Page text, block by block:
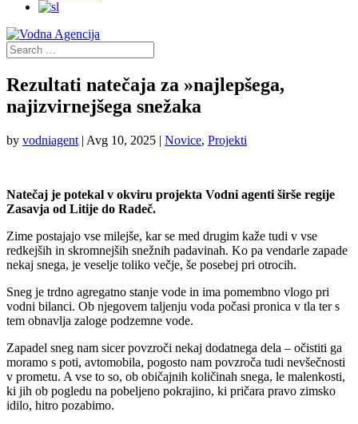
Rezultati natečaja za »najlepšega,
najizvirnejšega snežaka
by vodniagent | Avg 10, 2025 | Novice, Projekti
Natečaj je potekal v okviru projekta Vodni agenti širše regije
Zasavja od Litije do Radeč.
Zime postajajo vse milejše, kar se med drugim kaže tudi v vse
redkejših in skromnejših snežnih padavinah. Ko pa vendarle zapade
nekaj snega, je veselje toliko večje, še posebej pri otrocih.
Sneg je trdno agregatno stanje vode in ima pomembno vlogo pri
vodni bilanci. Ob njegovem taljenju voda počasi pronica v tla ter s
tem obnavlja zaloge podzemne vode.
Zapadel sneg nam sicer povzroči nekaj dodatnega dela – očistiti ga
moramo s poti, avtomobila, pogosto nam povzroča tudi nevšečnosti
v prometu. A vse to so, ob običajnih količinah snega, le malenkosti,
ki jih ob pogledu na pobeljeno pokrajino, ki pričara pravo zimsko
idilo, hitro pozabimo.